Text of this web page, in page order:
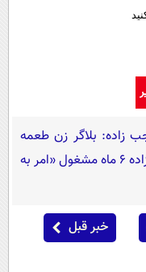
زاده: بلاگر زن طعمه
کشاندن مداح به قرار مرگ/ رجب زاده 6 ماه مشغول «امر به
خبر قبل